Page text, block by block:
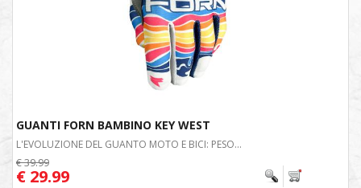
GUANTI FORN BAMBINO KEY WEST
L'EVOLUZIONE DEL GUANTO MOTO E BICI: PESO...
€ 39.99
€ 29.99